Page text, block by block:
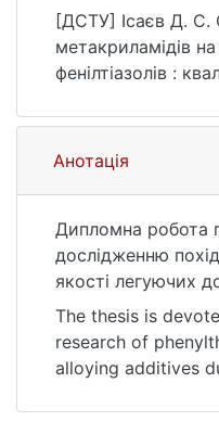
Київський
Тараса Шевченка].
https://
[ДСТУ] Ісаєв Д. С.
метакриламідів
фенілтіазолів :
2023. 33 с. URL:
https://
98 (дата
Анотація
Дипломна робота
дослідженню
якості легуючих
кополімеризації
термодеструкцію
В роботі
на основі різних
замісників,
The thesis is
research of
alloying additives